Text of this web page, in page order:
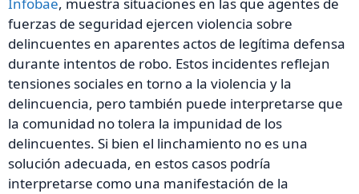
Infobae, muestra situaciones en las que agentes de
fuerzas de seguridad ejercen violencia sobre
delincuentes en aparentes actos de legítima defensa
durante intentos de robo. Estos incidentes reflejan
tensiones sociales en torno a la violencia y la
delincuencia, pero también puede interpretarse que
la comunidad no tolera la impunidad de los
delincuentes. Si bien el linchamiento no es una
solución adecuada, en estos casos podría
interpretarse como una manifestación de la